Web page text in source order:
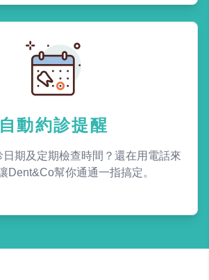
自動約診提醒
期及定期檢查時間？還在用電話來
Dent&Co幫你通通一指搞定。